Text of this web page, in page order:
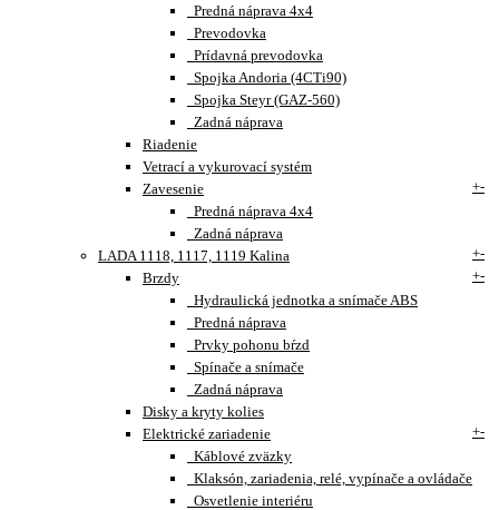
Predná náprava 4x4
Prevodovka
Prídavná prevodovka
Spojka Andoria (4CTi90)
Spojka Steyr (GAZ-560)
Zadná náprava
Riadenie
Vetrací a vykurovací systém
Zavesenie
+-
Predná náprava 4x4
Zadná náprava
LADA 1118, 1117, 1119 Kalina
+-
Brzdy
+-
Hydraulická jednotka a snímače ABS
Predná náprava
Prvky pohonu bŕzd
Spínače a snímače
Zadná náprava
Disky a kryty kolies
Elektrické zariadenie
+-
Káblové zväzky
Klaksón, zariadenia, relé, vypínače a ovládače
Osvetlenie interiéru